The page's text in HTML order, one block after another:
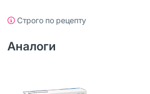
Строго по рецепту
Аналоги